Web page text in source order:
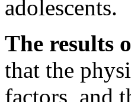
adolescents.
The results
that the
factors, and